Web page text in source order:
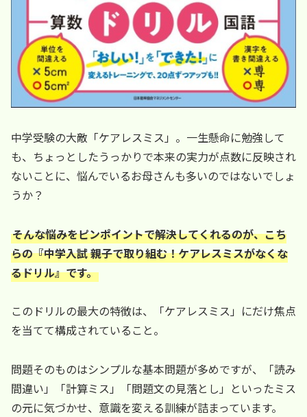
中学受験の大敵「ケアレスミス」。一生懸命に勉強して
も、ちょっとしたうっかりで本来の実力が点数に反映され
ないことに、悩んでいるお母さんも多いのではないでしょ
うか？
そんな悩みをピンポイントで解決してくれるのが、こち
らの『中学入試 親子で取り組む！ケアレスミスがなくな
るドリル』です。
このドリルの最大の特徴は、「ケアレスミス」にだけ焦点
を当てて構成されていること。
問題そのものはシンプルな基本問題が多めですが、「読み
間違い」「計算ミス」「問題文の見落とし」といったミス
の元に気づかせ、意識を変える訓練が詰まっています。